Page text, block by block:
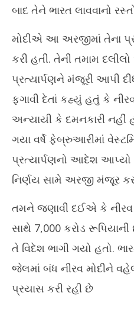
બાદ તેને ભારત લાવવાનો
મોદીએ આ અરજીમાં તેના
કરી હતી. તેની તમામ
પ્રત્યાર્પણને મંજૂરી આપી
ફગાવી દેતાં કહ્યું હતું કે
અન્યાયી કે દમનકારી
ગયા વર્ષે ફેબ્રુઆરીમાં
પ્રત્યાર્પણનો આદેશ આપ્યો
નિર્ણય સામે અરજી મંજૂર
તમને જણાવી દઈએ કે
સાથે 7,000 કરોડ રૂપિયાની
તે વિદેશ ભાગી ગયો હતો.
જેલમાં બંધ નીરવ મોદીને
પ્રયાસ કરી રહી છે